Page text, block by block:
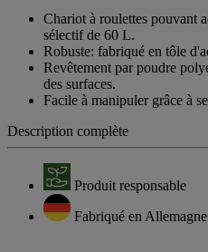
Chariot à roulettes pouvant
sélectif de 60 L.
Robuste: fabriqué en tôle
Revêtement par poudre
des surfaces.
Description complète